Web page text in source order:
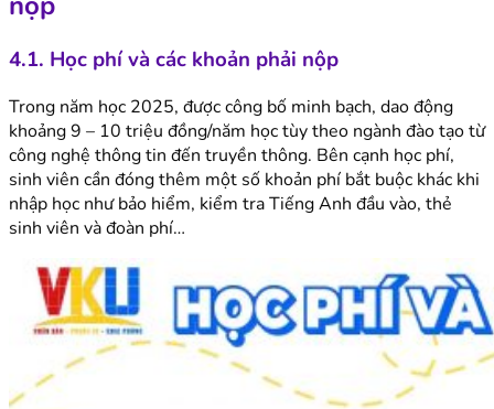
4.1. Học phí và các khoản phải nộp
Trong năm học 2025, được công bố minh bạch, dao động
khoảng 9 – 10 triệu đồng/năm học tùy theo ngành đào tạo từ
công nghệ thông tin đến truyền thông. Bên cạnh học phí,
sinh viên cần đóng thêm một số khoản phí bắt buộc khác khi
nhập học như bảo hiểm, kiểm tra Tiếng Anh đầu vào, thẻ
sinh viên và đoàn phí…